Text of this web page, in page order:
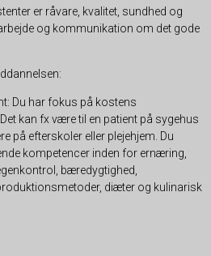
er råvare, kvalitet, sundhed og
og kommunikation om det gode
Du har fokus på kostens
kan fx være til en patient på sygehus
på efterskoler eller plejehjem. Du
kompetencer inden for ernæring,
bæredygtighed,
diæter og kulinarisk